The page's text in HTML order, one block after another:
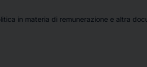
in materia di remunerazione e altra